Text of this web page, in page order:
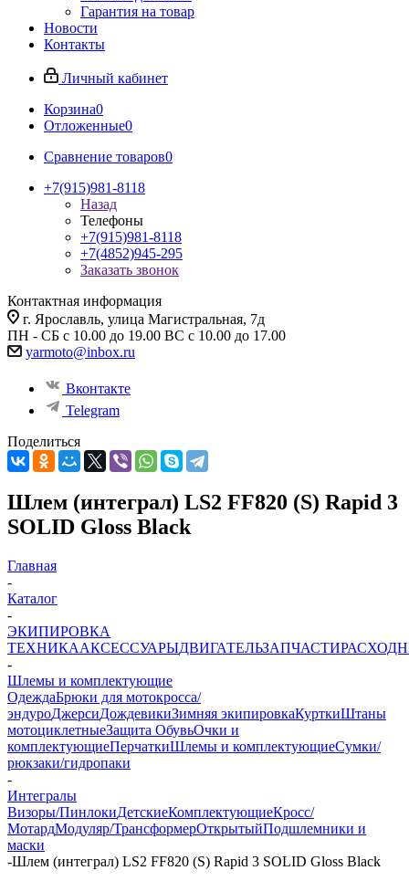
Гарантия на товар
Новости
Контакты
Личный кабинет
Корзина0
Отложенные0
Сравнение товаров0
+7(915)981-8118
Назад
Телефоны
+7(915)981-8118
+7(4852)945-295
Заказать звонок
Контактная информация
г. Ярославль, улица Магистральная, 7д
ПН - СБ с 10.00 до 19.00 ВС с 10.00 до 17.00
yarmoto@inbox.ru
Вконтакте
Telegram
Поделиться
Шлем (интеграл) LS2 FF820 (S) Rapid 3
SOLID Gloss Black
Главная
-
Каталог
-
ЭКИПИРОВКА
ТЕХНИКААКСЕССУАРЫДВИГАТЕЛЬЗАПЧАСТИ
-
Шлемы и комплектующие
ОдеждаБрюки для мотокросса/
эндуроДжерсиДождевикиЗимняя экипировкаКурткиШтаны
мотоциклетныеЗащита ОбувьОчки и
комплектующиеПерчаткиШлемы и комплектующиеСумки/
рюкзаки/гидропаки
-
Интегралы
Визоры/ПинлокиДетскиеКомплектующиеКросс/
МотардМодуляр/ТрансформерОткрытыйПодшлемники и
маски
-Шлем (интеграл) LS2 FF820 (S) Rapid 3 SOLID Gloss Black